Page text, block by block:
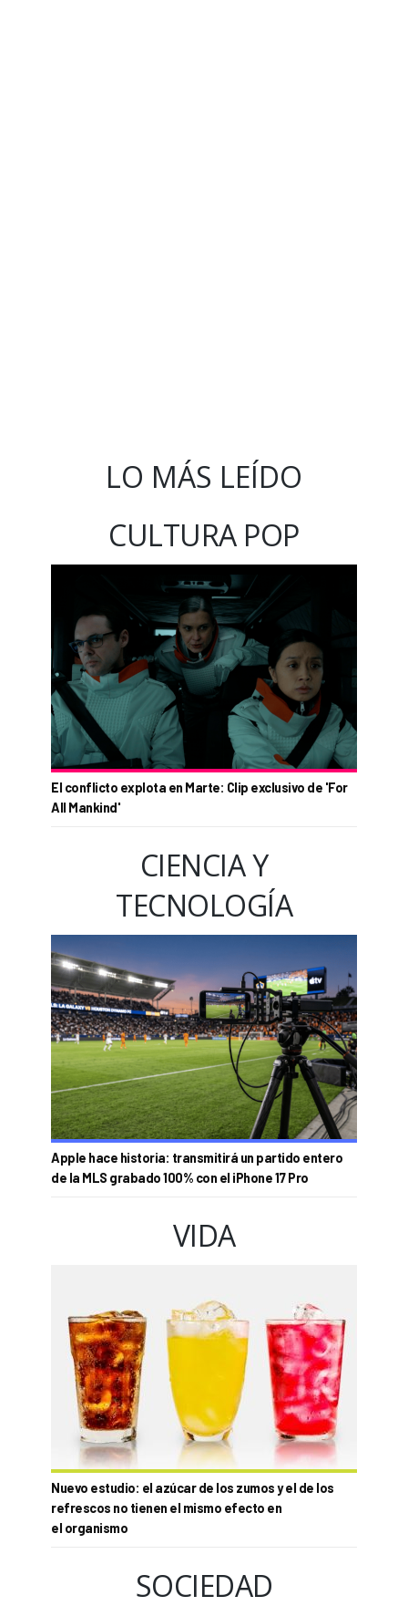
LO MÁS LEÍDO
CULTURA POP
El conflicto explota en Marte: Clip exclusivo de 'For
All Mankind'
CIENCIA Y
TECNOLOGÍA
Apple hace historia: transmitirá un partido entero
de la MLS grabado 100% con el iPhone 17 Pro
VIDA
Nuevo estudio: el azúcar de los zumos y el de los
refrescos no tienen el mismo efecto en
el organismo
SOCIEDAD